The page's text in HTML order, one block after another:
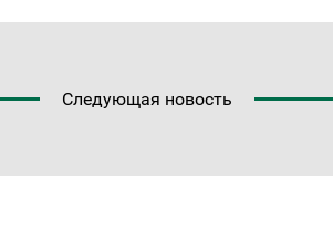
Следующая новость